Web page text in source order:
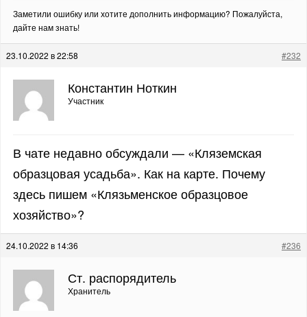
Заметили ошибку или хотите дополнить информацию? Пожалуйста,
дайте нам знать!
23.10.2022 в 22:58 #232
Константин Ноткин
Участник
В чате недавно обсуждали — «Кляземская
образцовая усадьба». Как на карте. Почему
здесь пишем «Клязьменское образцовое
хозяйство»?
24.10.2022 в 14:36 #236
Ст. распорядитель
Хранитель